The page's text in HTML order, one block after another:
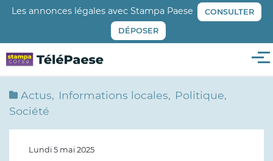
Aller
principal
Les annonces légales avec Stampa Paese CONSULTER
DÉPOSER
Actus Informations locales
Politique
Société
Lundi 5 mai 2025